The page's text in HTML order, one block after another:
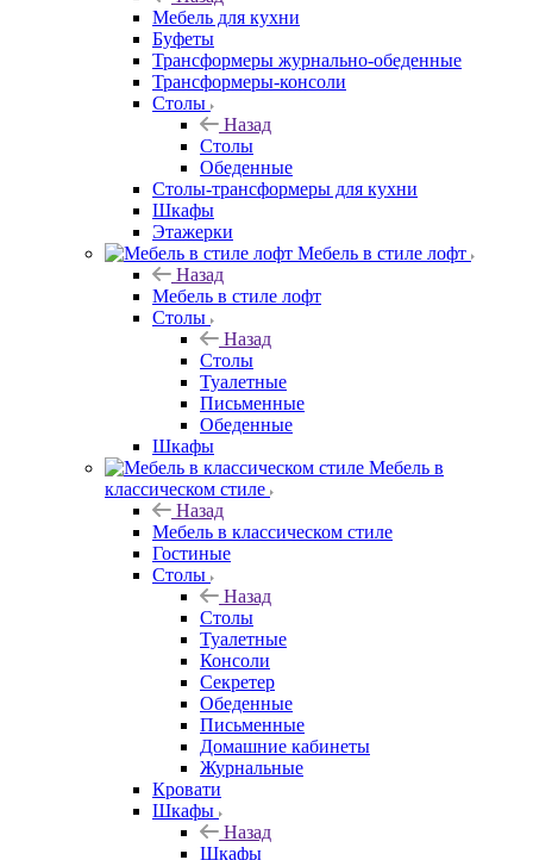
Мебель для кухни
Буфеты
Трансформеры журнально-обеденные
Трансформеры-консоли
Столы
Назад
Столы
Обеденные
Столы-трансформеры для кухни
Шкафы
Этажерки
Мебель в стиле лофт
Назад
Мебель в стиле лофт
Столы
Назад
Столы
Туалетные
Письменные
Обеденные
Шкафы
Мебель в
классическом стиле
Назад
Мебель в классическом стиле
Гостиные
Столы
Назад
Столы
Туалетные
Консоли
Секретер
Обеденные
Письменные
Домашние кабинеты
Журнальные
Кровати
Шкафы
Назад
Шкафы